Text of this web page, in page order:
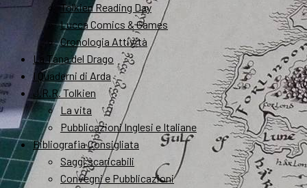
Tolkien Reading Day
Lucca Comics & Games
Cronologia Attività
La Tana del Drago
I Quaderni di Arda
J.R.R. Tolkien
La vita
Pubblicazioni Inglesi e Italiane
Bibliografia Consigliata
Saggi scaricabili
Convegni e Pubblicazioni